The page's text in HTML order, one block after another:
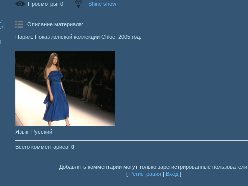
Просмотры: 0 Shine show
Описание материала:
Париж. Показ женской коллекции Chloe. 2005 год.
Язык: Русский
Всего комментариев: 0
Добавлять комментарии могут только зарегистрированные пользователи.
[ Регистрация | Вход ]